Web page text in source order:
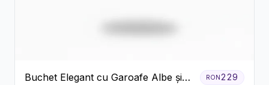
Buchet Elegant cu Garoafe Albe și
RON229